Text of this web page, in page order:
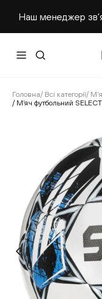
Наш менеджер
Головна/ Всі категорії/
/ М’яч футбольний